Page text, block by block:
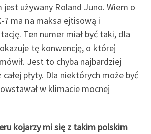
jest używany Roland Juno. Wiem o
7 ma na maksa ejtisową i
Ten numer miał być taki, dla
tę konwencję, o której
Jest to chyba najbardziej
płyty. Dla niektórych może być
w klimacie mocnej
kojarzy mi się z takim polskim